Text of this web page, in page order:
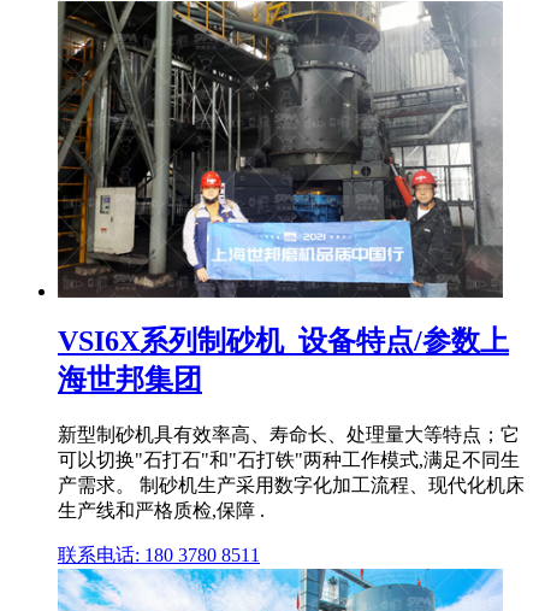
VSI6X系列制砂机_设备特点/参数上
海世邦集团
新型制砂机具有效率高、寿命长、处理量大等特点；它
可以切换"石打石"和"石打铁"两种工作模式,满足不同生
产需求。 制砂机生产采用数字化加工流程、现代化机床
生产线和严格质检,保障 .
联系电话: 180 3780 8511